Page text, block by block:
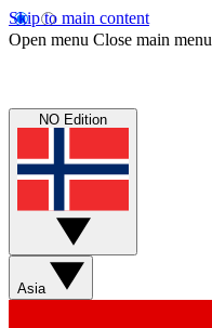
Skip to main content
Open menu Close main menu
NO Edition
Asia